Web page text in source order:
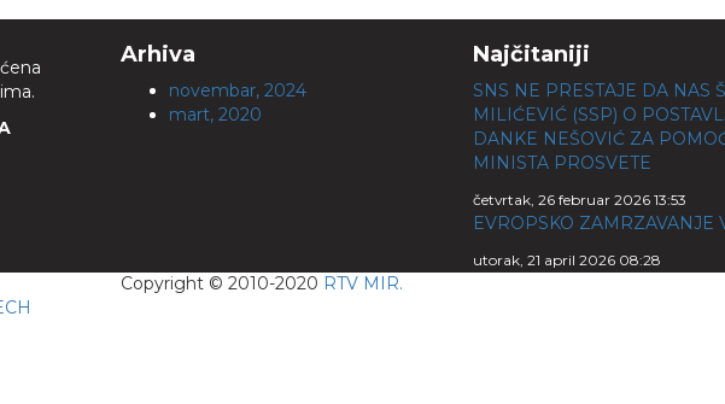
Arhiva
novembar, 2024
mart, 2020
Najčitaniji
SNS NE PRESTAJE DA NAS
MILIĆEVIĆ (SSP) O
DANKE NEŠOVIĆ ZA
MINISTA PROSVETE
četvrtak, 26 februar 2026 13:53
EVROPSKO ZAMRZAVANJE
utorak, 21 april 2026 08:28
Copyright © 2010-2020 RTV MIR.